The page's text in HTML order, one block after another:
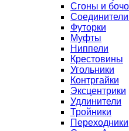
Сгоны и
Футорки
Муфты
Ниппели
Крестовины
Угольники
Контргайки
Эксцентрики
Удлинители
Тройники
Переходники